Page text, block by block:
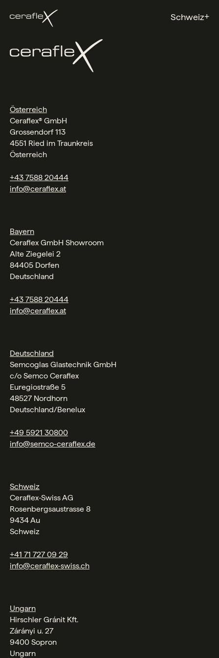
Schweiz+
Österreich
Ceraflex® GmbH
Grossendorf 113
4551 Ried im Traunkreis
Österreich
+43 7588 20444
info@ceraflex.at
Bayern
Ceraflex GmbH Showroom
Alte Ziegelei 2
84405 Dorfen
Deutschland
+43 7588 20444
info@ceraflex.at
Deutschland
Semcoglas Glastechnik GmbH
c/o Semco Ceraflex
Euregiostraße 5
48527 Nordhorn
Deutschland/Benelux
+49 5921 30800
info@semco-ceraflex.de
Schweiz
Ceraflex‑Swiss AG
Rosenbergsaustrasse 8
9434 Au
Schweiz
+41 71 727 09 29
info@ceraflex-swiss.ch
Ungarn
Hirschler Gránit Kft.
Zárányi u. 27
9400 Sopron
Ungarn